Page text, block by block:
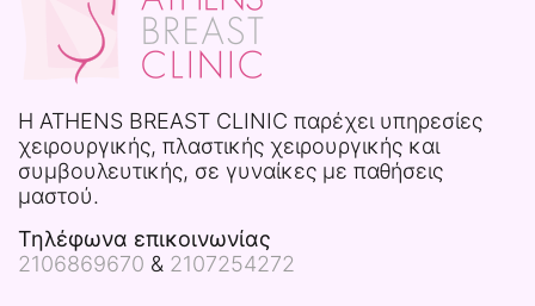
H ATHENS BREAST CLINIC παρέχει υπηρεσίες
χειρουργικής, πλαστικής χειρουργικής και
συμβουλευτικής, σε γυναίκες με παθήσεις
μαστού.
Τηλέφωνα επικοινωνίας
2106869670 & 2107254272